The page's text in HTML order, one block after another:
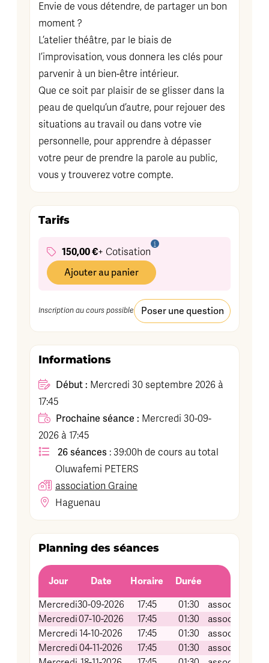
Envie de vous détendre, de partager un bon
moment ?
L’atelier théâtre, par le biais de
l’improvisation, vous donnera les clés pour
parvenir à un bien-être intérieur.
Que ce soit par plaisir de se glisser dans la
peau de quelqu’un d’autre, pour rejouer des
situations au travail ou dans votre vie
personnelle, pour apprendre à dépasser
votre peur de prendre la parole au public,
vous y trouverez votre compte.
Tarifs
150,00 €+ Cotisation
Ajouter au panier
Inscription au cours possible Poser une question
Informations
Début : Mercredi 30 septembre 2026 à
17:45
Prochaine séance : Mercredi 30-09-
2026 à 17:45
26 séances : 39:00h de cours au total
Oluwafemi PETERS
association Graine
Haguenau
Planning des séances
Jour Date Horaire Durée
Mercredi30-09-2026 17:45 01:30
association
Mercredi07-10-2026 17:45 01:30
association
Mercredi 14-10-2026 17:45 01:30
association
Mercredi 04-11-2026 17:45 01:30
association